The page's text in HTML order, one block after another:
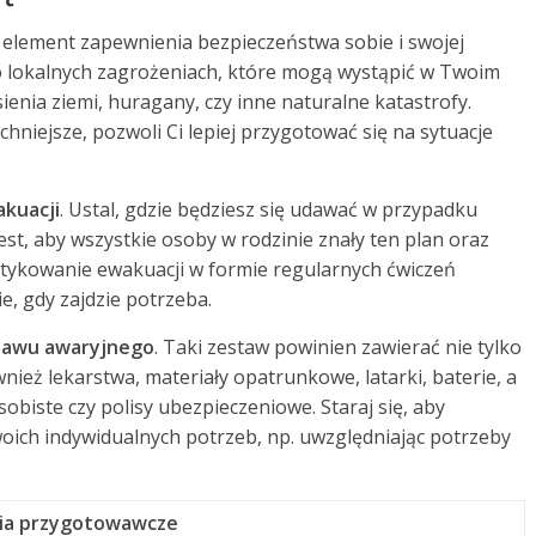
zapewnienia bezpieczeństwa sobie i swojej
zagrożeniach, które mogą wystąpić w Twoim
ziemi, huragany, czy inne naturalne katastrofy.
pozwoli Ci lepiej przygotować się na sytuacje
. Ustal, gdzie będziesz się udawać w przypadku
aby wszystkie osoby w rodzinie znały ten plan oraz
ewakuacji w formie regularnych ćwiczeń
gdy zajdzie potrzeba.
awaryjnego. Taki zestaw powinien zawierać nie tylko
lekarstwa, materiały opatrunkowe, latarki, baterie, a
czy polisy ubezpieczeniowe. Staraj się, aby
indywidualnych potrzeb, np. uwzględniając potrzeby
przygotowawcze